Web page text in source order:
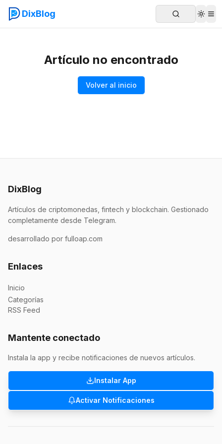
DixBlog
Artículo no encontrado
Volver al inicio
DixBlog
Artículos de criptomonedas, fintech y blockchain. Gestionado
completamente desde Telegram.
desarrollado por fulloap.com
Enlaces
Inicio
Categorías
RSS Feed
Mantente conectado
Instala la app y recibe notificaciones de nuevos artículos.
Instalar App
Activar Notificaciones